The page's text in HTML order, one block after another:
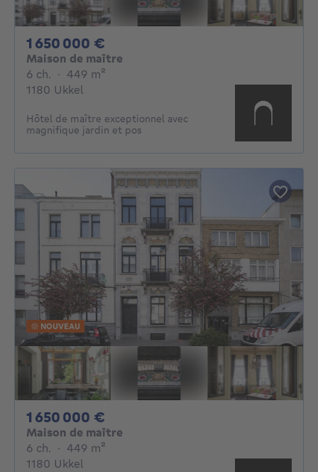
1 650 000 €
Maison de maître
6 ch. 6 chambres
· 449 m²
1180 Ukkel
Hôtel de maître exceptionnel avec
magnifique jardin et pos
NOUVEAU
1 650 000 €
Maison de maître
6 ch. 6 chambres
· 449 m²
1180 Ukkel